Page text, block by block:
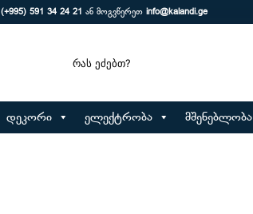
(+995) 591 34 24 21 ან მოგვწერეთ info@kalandi.ge
Search
დეკორი ელექტრობა მშენებლობა